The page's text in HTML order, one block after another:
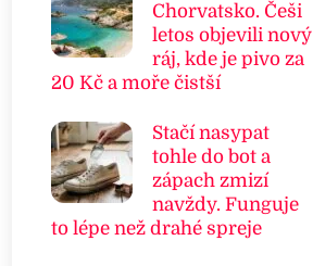
Chorvatsko. Češi
letos objevili nový
ráj, kde je pivo za
20 Kč a moře čistší
Stačí nasypat
tohle do bot a
zápach zmizí
navždy. Funguje
to lépe než drahé spreje